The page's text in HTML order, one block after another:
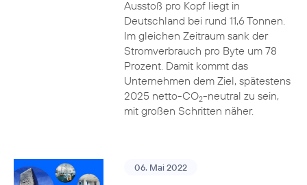
Ausstoß pro Kopf liegt in
Deutschland bei rund 11,6 Tonnen.
Im gleichen Zeitraum sank der
Stromverbrauch pro Byte um 78
Prozent. Damit kommt das
Unternehmen dem Ziel, spätestens
2025 netto-CO2-neutral zu sein,
mit großen Schritten näher.
06. Mai 2022